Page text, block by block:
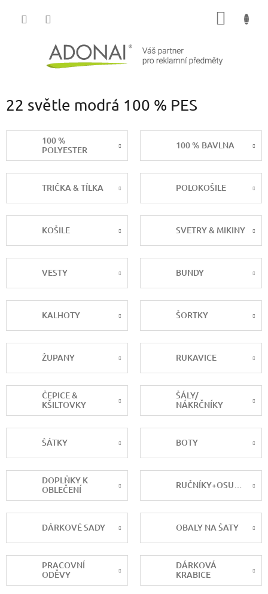
22 světle modrá 100 % PES
100 %
POLYESTER
100 % BAVLNA
TRIČKA & TÍLKA POLOKOŠILE
KOŠILE SVETRY & MIKINY
VESTY BUNDY
KALHOTY ŠORTKY
ŽUPANY RUKAVICE
ČEPICE &
KŠILTOVKY
ŠÁLY/
NÁKRČNÍKY
ŠÁTKY BOTY
DOPLŇKY K
OBLEČENÍ
RUČNÍKY+OSUŠKY
DÁRKOVÉ SADY OBALY NA ŠATY
PRACOVNÍ
ODĚVY
DÁRKOVÁ
KRABICE